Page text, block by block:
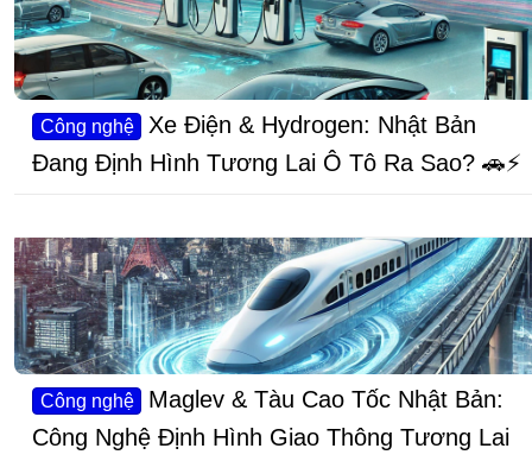
Công nghệ
Xe Điện & Hydrogen: Nhật Bản
Đang Định Hình Tương Lai Ô Tô Ra Sao? 🚗⚡
Công nghệ
Maglev & Tàu Cao Tốc Nhật Bản:
Công Nghệ Định Hình Giao Thông Tương Lai